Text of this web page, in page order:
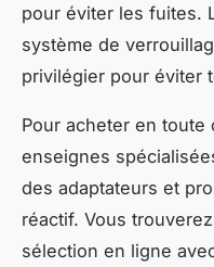
pour éviter les fuites.
système de
privilégier pour éviter
Pour acheter en
enseignes
des adaptateurs et
réactif. Vous
sélection en ligne